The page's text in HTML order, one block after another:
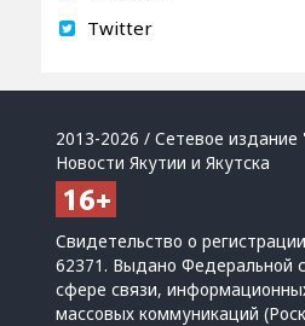
Twitter
2013-2026 / Сетевое
Новости Якутии и Якутска
Свидетельство о
62371. Выдано Федеральной
сфере связи,
массовых коммуникаций